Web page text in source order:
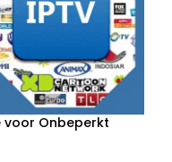
voor Onbeperkt